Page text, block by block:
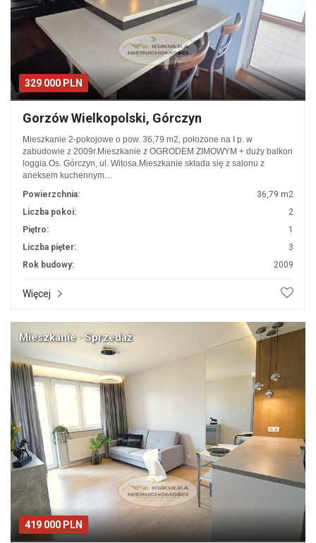
329 000 PLN
Gorzów Wielkopolski, Górczyn
Mieszkanie 2-pokojowe o pow. 36,79 m2, położone na I p. w
zabudowie z 2009r.Mieszkanie z OGRODEM ZIMOWYM + duży balkon
loggia.Os. Górczyn, ul. Witosa.Mieszkanie składa się z salonu z
aneksem kuchennym…
Powierzchnia:
36,79 m2
Liczba pokoi:
2
Piętro:
1
Liczba pięter:
3
Rok budowy:
2009
Więcej
419 000 PLN
Mieszkanie · Sprzedaż